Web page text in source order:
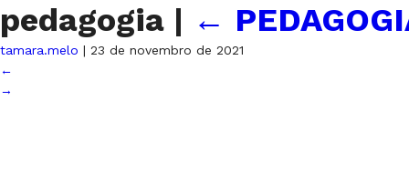
pedagogia | ←
tamara.melo | 23 de novembro de 2021
←
→